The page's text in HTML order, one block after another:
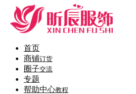
首页
商铺订货
圈子交流
专题
帮助中心教程